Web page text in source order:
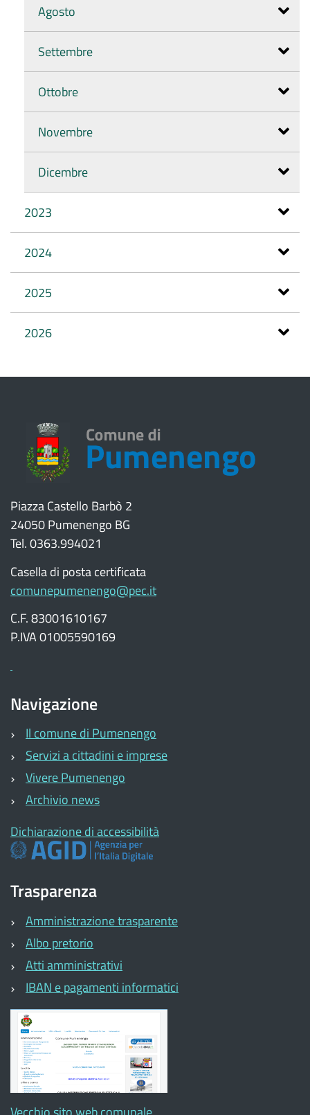
Agosto
Settembre
Ottobre
Novembre
Dicembre
2023
2024
2025
2026
Piazza Castello Barbò 2
24050 Pumenengo BG
Tel. 0363.994021
Casella di posta certificata
comunepumenengo@pec.it
C.F. 83001610167
P.IVA 01005590169
Navigazione
Il comune di Pumenengo
Servizi a cittadini e imprese
Vivere Pumenengo
Archivio news
Dichiarazione di accessibilità
Trasparenza
Amministrazione trasparente
Albo pretorio
Atti amministrativi
IBAN e pagamenti informatici